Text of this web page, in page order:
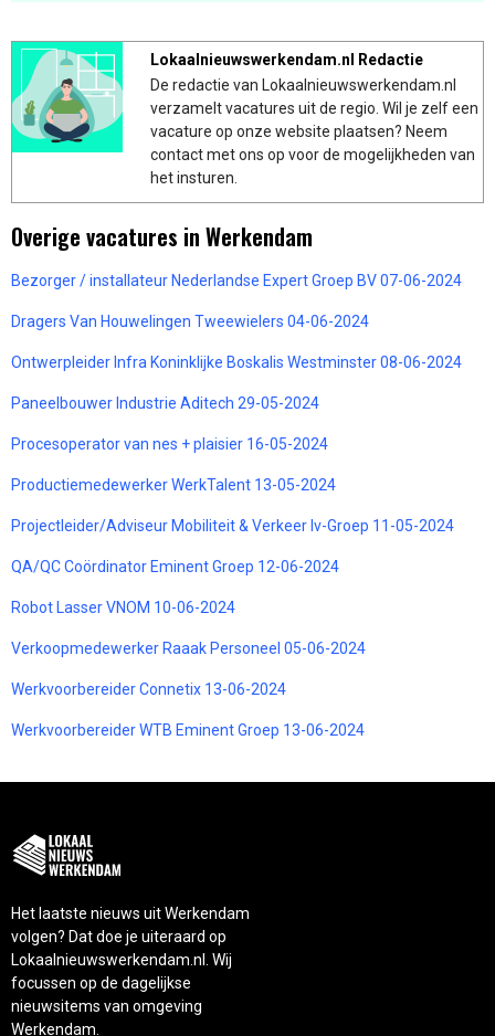
Lokaalnieuwswerkendam.nl Redactie
De redactie van Lokaalnieuwswerkendam.nl
verzamelt vacatures uit de regio. Wil je zelf een
vacature op onze website plaatsen? Neem
contact met ons op voor de mogelijkheden van
het insturen.
Overige vacatures in Werkendam
Bezorger / installateur Nederlandse Expert Groep BV 07-06-2024
Dragers Van Houwelingen Tweewielers 04-06-2024
Ontwerpleider Infra Koninklijke Boskalis Westminster 08-06-2024
Paneelbouwer Industrie Aditech 29-05-2024
Procesoperator van nes + plaisier 16-05-2024
Productiemedewerker WerkTalent 13-05-2024
Projectleider/Adviseur Mobiliteit & Verkeer Iv-Groep 11-05-2024
QA/QC Coördinator Eminent Groep 12-06-2024
Robot Lasser VNOM 10-06-2024
Verkoopmedewerker Raaak Personeel 05-06-2024
Werkvoorbereider Connetix 13-06-2024
Werkvoorbereider WTB Eminent Groep 13-06-2024
Het laatste nieuws uit Werkendam
volgen? Dat doe je uiteraard op
Lokaalnieuwswerkendam.nl. Wij
focussen op de dagelijkse
nieuwsitems van omgeving
Werkendam.